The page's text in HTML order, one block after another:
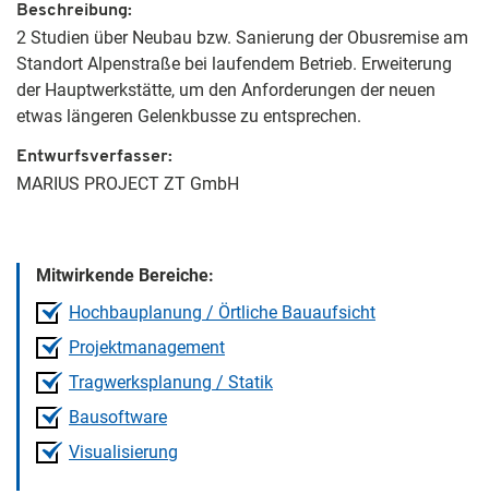
Beschreibung
2 Studien über Neubau bzw. Sanierung der Obusremise am
Standort Alpenstraße bei laufendem Betrieb. Erweiterung
der Hauptwerkstätte, um den Anforderungen der neuen
etwas längeren Gelenkbusse zu entsprechen.
Entwurfsverfasser
MARIUS PROJECT ZT GmbH
Mitwirkende Bereiche:
Hochbauplanung / Örtliche Bauaufsicht
Projektmanagement
Tragwerksplanung / Statik
Bausoftware
Visualisierung